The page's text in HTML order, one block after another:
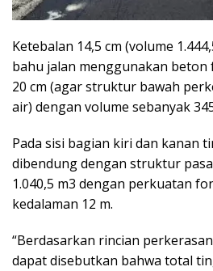
Ketebalan 14,5 cm (volume
bahu jalan menggunakan beton
20 cm (agar struktur bawah
air) dengan volume sebanyak
Pada sisi bagian kiri dan kanan
dibendung dengan struktur
1.040,5 m3 dengan perkuatan
kedalaman 12 m.
“Berdasarkan rincian
dapat disebutkan bahwa total